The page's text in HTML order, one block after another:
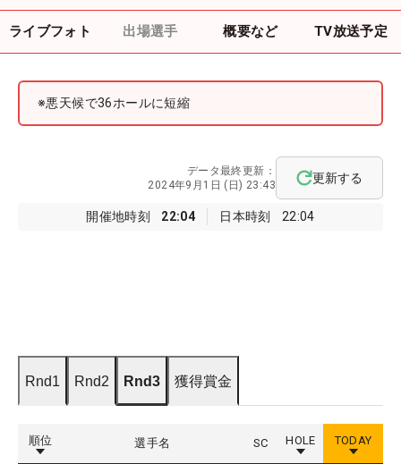
ライブフォト 出場選手 概要など TV放送予定
※悪天候で36ホールに短縮
開催地時刻 22:04 日本時刻 22:04
データ最終更新：
2024年9月1日 (日) 23:43
更新する
Rnd1 Rnd2 Rnd3 獲得賞金
順位 選手名 SC HOLE TODAY